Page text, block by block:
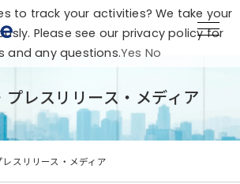
プレスリリース・メディア
スリリース・メディア
to track your activities? We take your
Please see our privacy policy for
and any questions.Yes No